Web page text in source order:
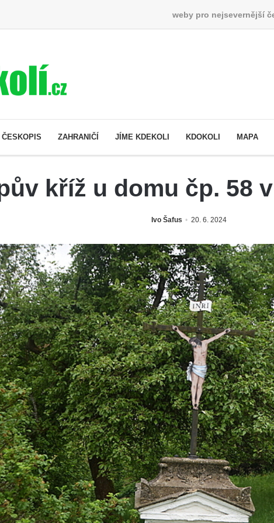
weby pro nejsevernější
ČESKOPIS ZAHRANIČÍ JÍME KDEKOLI KDOKOLI MAPA
kříž u domu čp. 58
Ivo Šafus 20. 6. 2024